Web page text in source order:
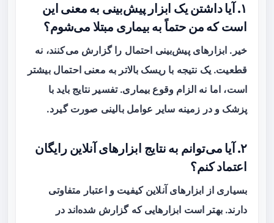
۱. آیا داشتن یک ابزار پیش‌بینی به معنی این
است که من حتماً به بیماری مبتلا می‌شوم؟
خیر. ابزارهای پیش‌بینی احتمال را گزارش می‌کنند، نه
قطعیت. یک نتیجه با ریسک بالاتر به معنی احتمال بیشتر
است، اما نه الزام وقوع بیماری. تفسیر نتایج باید با
پزشک و در زمینه سایر عوامل بالینی صورت گیرد.
۲. آیا می‌توانم به نتایج ابزارهای آنلاین رایگان
اعتماد کنم؟
بسیاری از ابزارهای آنلاین کیفیت و اعتبار متفاوتی
دارند. بهتر است ابزارهایی که گزارش شده‌اند در